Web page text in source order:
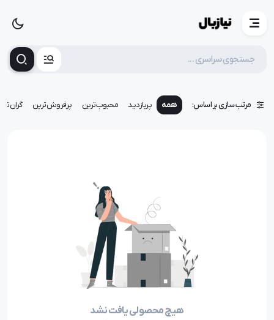
مرتب سازی بر اساس: همه پربازدید محبوب‌ترین پرفروش‌ترین
هیچ محصولی یافت نشد